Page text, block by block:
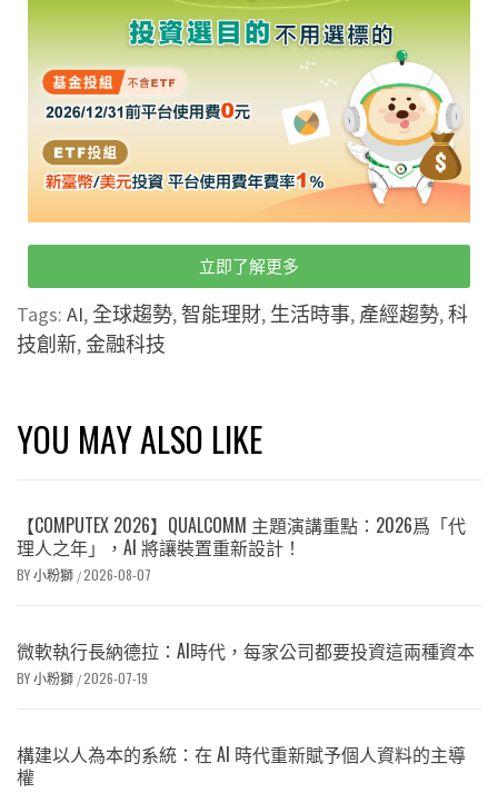
立即了解更多
Tags: AI, 全球趨勢, 智能理財, 生活時事, 產經趨勢,科
技創新,金融科技
YOU MAY ALSO LIKE
【COMPUTEX 2026】QUALCOMM 主題演講重點：2026爲「代
理人之年」，AI 將讓裝置重新設計！
BY小粉獅 /2026-08-07
微軟執行長納德拉：AI時代，每家公司都要投資這兩種資本
BY小粉獅 /2026-07-19
構建以人為本的系統：在 AI 時代重新賦予個人資料的主導
權